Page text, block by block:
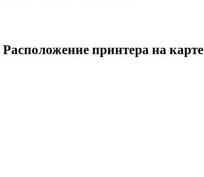
Расположение принтера на карте